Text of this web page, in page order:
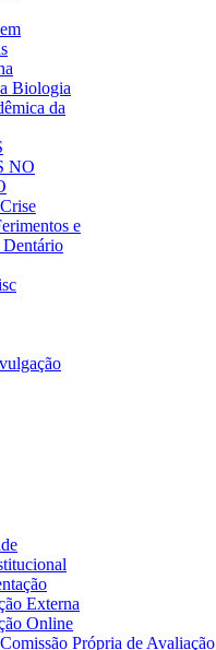
Biologia
da
NO
e
Dentário
Externa
Online
Própria de Avaliação